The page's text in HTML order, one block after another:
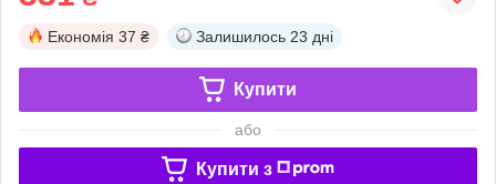
Економія 37 ₴ Залишилось 23 дні
Купити
або
Купити з